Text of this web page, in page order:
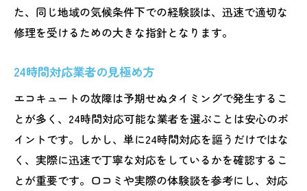
た、同じ地域の気候条件下での経験談は、迅速で適切な
修理を受けるための大きな指針となります。
24時間対応業者の見極め方
エコキュートの故障は予期せぬタイミングで発生するこ
とが多く、24時間対応可能な業者を選ぶことは安心のポ
イントです。しかし、単に24時間対応を謳うだけではな
く、実際に迅速で丁寧な対応をしているかを確認するこ
とが重要です。口コミや実際の体験談を参考にし、対応